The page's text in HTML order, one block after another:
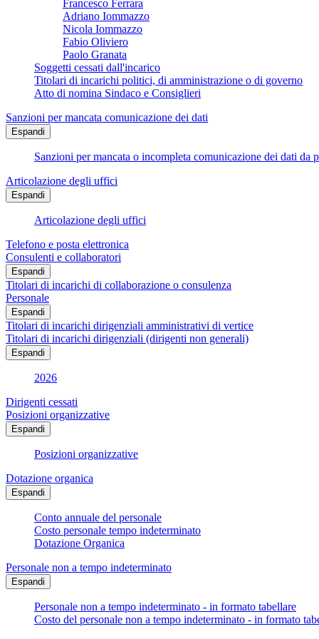
Francesco Ferrara
Adriano Iommazzo
Nicola Iommazzo
Fabio Oliviero
Paolo Granata
Soggetti cessati dall'incarico
Titolari di incarichi politici, di amministrazione o di governo
Atto di nomina Sindaco e Consiglieri
Sanzioni per mancata comunicazione dei dati
Espandi
Sanzioni per mancata o incompleta comunicazione dei dati
Articolazione degli uffici
Espandi
Articolazione degli uffici
Telefono e posta elettronica
Consulenti e collaboratori
Espandi
Titolari di incarichi di collaborazione o consulenza
Personale
Espandi
Titolari di incarichi dirigenziali amministrativi di vertice
Titolari di incarichi dirigenziali (dirigenti non generali)
Espandi
2026
Dirigenti cessati
Posizioni organizzative
Espandi
Posizioni organizzative
Dotazione organica
Espandi
Conto annuale del personale
Costo personale tempo indeterminato
Dotazione Organica
Personale non a tempo indeterminato
Espandi
Personale non a tempo indeterminato - in formato tabellare
Costo del personale non a tempo indeterminato - in formato